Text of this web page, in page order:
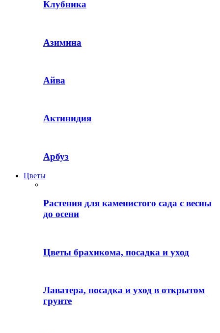
Клубника
Азимина
Айва
Актинидия
Арбуз
Цветы
Растения для каменистого сада с весны
до осени
Цветы брахикома, посадка и уход
Лаватера, посадка и уход в открытом
грунте